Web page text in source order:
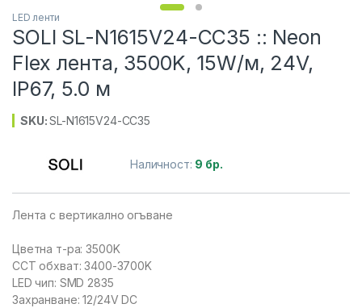
LED ленти
SOLI SL-N1615V24-CC35 :: Neon
Flex лента, 3500K, 15W/м, 24V,
IP67, 5.0 м
SKU:SL-N1615V24-CC35
Наличност: 9 бр.
Лента с вертикално огъване
Цветна т-ра: 3500K
CCT обхват: 3400-3700K
LED чип: SMD 2835
Захранване: 12/24V DC